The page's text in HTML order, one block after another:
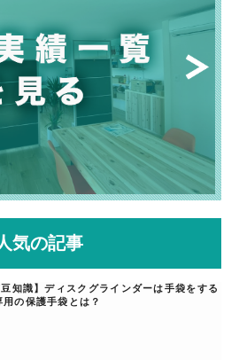
気の記事
豆知識】ディスクグラインダーは手袋をする
用の保護手袋とは？